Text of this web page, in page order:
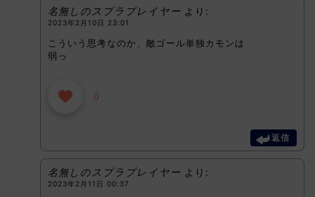
名無しのスプラプレイヤー より:
2023年2月10日 23:01
こういう思考なのか、敵ゴール単独カモンは
弱っ
0
返信
名無しのスプラプレイヤー より:
2023年2月11日 00:37